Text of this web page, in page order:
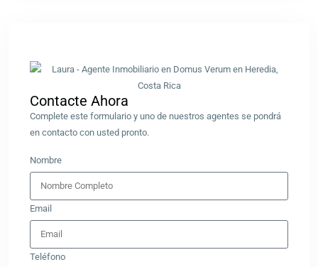
Contacte Ahora​
Complete este formulario y uno de nuestros agentes se pondrá
en contacto con usted pronto.
Nombre
Email
Teléfono